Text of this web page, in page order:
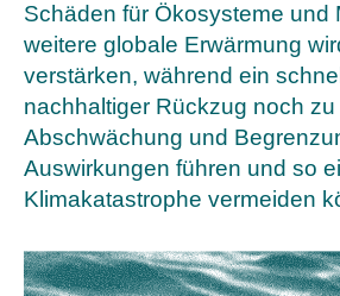
Schäden für Ökosysteme und
weitere globale Erwärmung
verstärken, während ein
nachhaltiger Rückzug noch zu
Abschwächung und
Auswirkungen führen und so
Klimakatastrophe vermeiden